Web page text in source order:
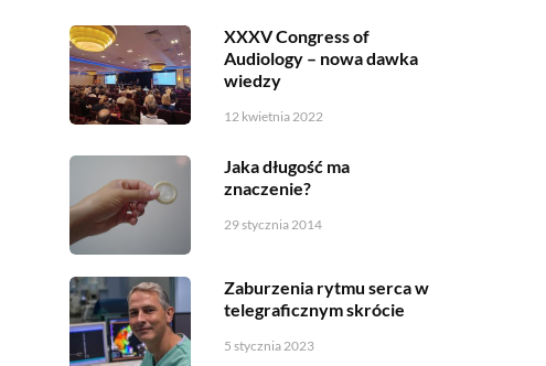
XXXV Congress of
Audiology – nowa dawka
wiedzy
12 kwietnia 2022
Jaka długość ma
znaczenie?
29 stycznia 2014
Zaburzenia rytmu serca w
telegraficznym skrócie
5 stycznia 2023